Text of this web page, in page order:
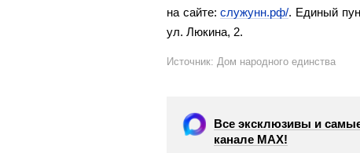
на сайте:служунн.рф/. Единый
ул. Люкина, 2.
Источник: Дом народного единства
Все эксклюзивы и
канале МАХ!